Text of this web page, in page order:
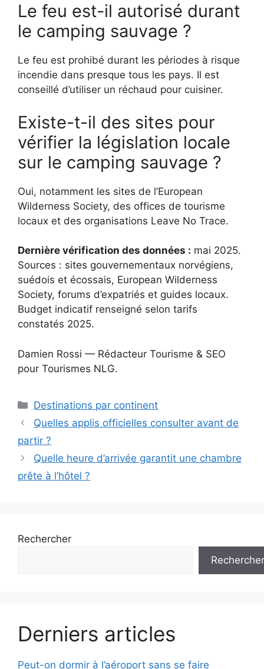
Le feu est-il autorisé durant
le camping sauvage ?
Le feu est prohibé durant les périodes à risque
incendie dans presque tous les pays. Il est
conseillé d’utiliser un réchaud pour cuisiner.
Existe-t-il des sites pour
vérifier la législation locale
sur le camping sauvage ?
Oui, notamment les sites de l’European
Wilderness Society, des offices de tourisme
locaux et des organisations Leave No Trace.
Dernière vérification des données : mai 2025.
Sources : sites gouvernementaux norvégiens,
suédois et écossais, European Wilderness
Society, forums d’expatriés et guides locaux.
Budget indicatif renseigné selon tarifs
constatés 2025.
Damien Rossi — Rédacteur Tourisme & SEO
pour Tourismes NLG.
Catégories
Destinations par continent
Quelles applis officielles consulter avant de
partir ?
Quelle heure d’arrivée garantit une chambre
prête à l’hôtel ?
Rechercher
Rechercher
Derniers articles
Peut-on dormir à l’aéroport sans se faire